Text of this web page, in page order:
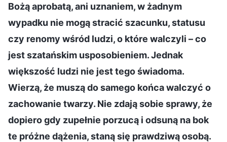
Bożą aprobatą, ani uznaniem, w żadnym
wypadku nie mogą stracić szacunku, statusu
czy renomy wśród ludzi, o które walczyli – co
jest szatańskim usposobieniem. Jednak
większość ludzi nie jest tego świadoma.
Wierzą, że muszą do samego końca walczyć o
zachowanie twarzy. Nie zdają sobie sprawy, że
dopiero gdy zupełnie porzucą i odsuną na bok
te próżne dążenia, staną się prawdziwą osobą.